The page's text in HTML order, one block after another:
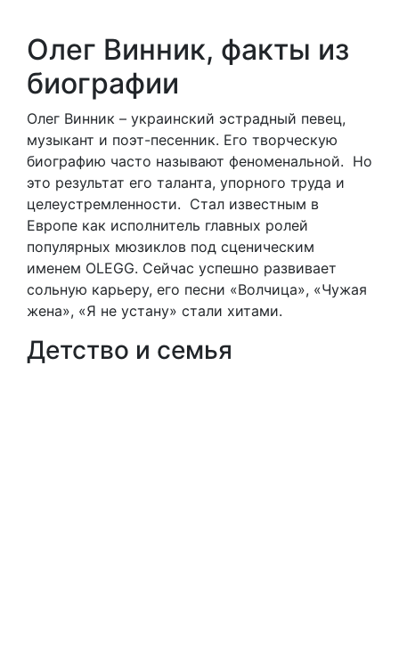
Олег Винник, факты из
биографии
Олег Винник – украинский эстрадный певец,
музыкант и поэт-песенник. Его творческую
биографию часто называют феноменальной. Но
это результат его таланта, упорного труда и
целеустремленности. Стал известным в
Европе как исполнитель главных ролей
популярных мюзиклов под сценическим
именем OLEGG. Сейчас успешно развивает
сольную карьеру, его песни «Волчица», «Чужая
жена», «Я не устану» стали хитами.
Детство и семья